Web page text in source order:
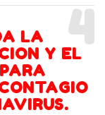
4
LA
Y EL